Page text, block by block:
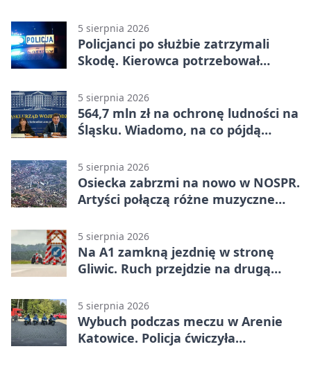
5 sierpnia 2026
Policjanci po służbie zatrzymali
Skodę. Kierowca potrzebował
5 sierpnia 2026
564,7 mln zł na ochronę ludności na
Śląsku. Wiadomo, na co pójdą
5 sierpnia 2026
Osiecka zabrzmi na nowo w NOSPR.
Artyści połączą różne muzyczne
5 sierpnia 2026
Na A1 zamkną jezdnię w stronę
Gliwic. Ruch przejdzie na drugą
5 sierpnia 2026
Wybuch podczas meczu w Arenie
Katowice. Policja ćwiczyła